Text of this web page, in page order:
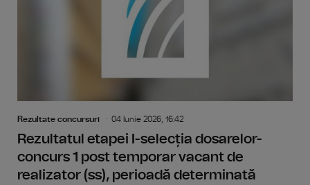
Rezultate concursuri 04 Iunie 2026, 16:42
Rezultatul etapei I-selecția dosarelor-
concurs 1 post temporar vacant de
realizator (ss), perioadă determinată